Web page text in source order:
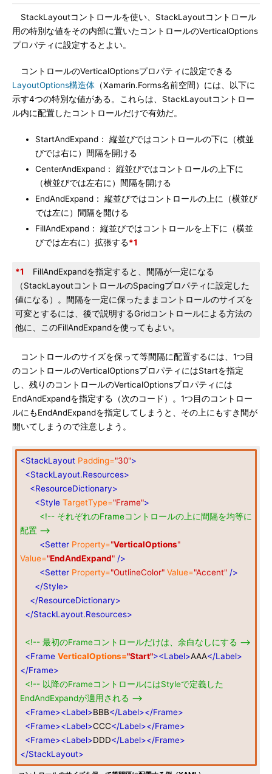
StackLayoutコントロールを使い、StackLayoutコントロール
用の特別な値をその内部に置いたコントロールのVerticalOptions
プロパティに設定するとよい。
コントロールのVerticalOptionsプロパティに設定できる
LayoutOptions構造体 （Xamarin.Forms名前空間）には、以下に
示す4つの特別な値がある。これらは、StackLayoutコントロー
ル内に配置したコントロールだけで有効だ。
StartAndExpand： 縦並びではコントロールの下に（横並
びでは右に）間隔を開ける
CenterAndExpand： 縦並びではコントロールの上下に
（横並びでは左右に）間隔を開ける
EndAndExpand： 縦並びではコントロールの上に（横並び
では左に）間隔を開ける
FillAndExpand： 縦並びではコントロールを上下に（横並
びでは左右に）拡張する*1
*1
FillAndExpandを指定すると、間隔が一定になる
（StackLayoutコントロールのSpacingプロパティに設定した
値になる）。間隔を一定に保ったままコントロールのサイズを
可変とするには、後で説明するGridコントロールによる方法の
他に、このFillAndExpandを使ってもよい。
コントロールのサイズを保って等間隔に配置するには、1つ目
のコントロールのVerticalOptionsプロパティにはStartを指定
し、残りのコントロールのVerticalOptionsプロパティには
EndAndExpandを指定する（次のコード）。1つ目のコントロー
ルにもEndAndExpandを指定してしまうと、その上にもすき間が
開いてしまうので注意しよう。
<StackLayout Padding="30">
<StackLayout.Resources>
<ResourceDictionary>
<Style TargetType="Frame">
<!-- それぞれのFrameコントロールの上に間隔を均等に
配置 -->
<Setter Property="VerticalOptions"
Value="EndAndExpand" />
<Setter Property="OutlineColor" Value="Accent" />
</Style>
</ResourceDictionary>
</StackLayout.Resources>
<!-- 最初のFrameコントロールだけは、余白なしにする -->
<Frame VerticalOptions="Start"><Label>AAA</Label>
</Frame>
<!-- 以降のFrameコントロールにはStyleで定義した
EndAndExpandが適用される -->
<Frame><Label>BBB</Label></Frame>
<Frame><Label>CCC</Label></Frame>
<Frame><Label>DDD</Label></Frame>
</StackLayout>